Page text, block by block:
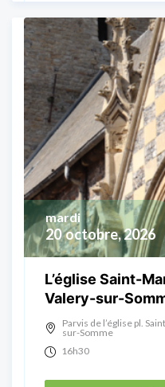
20 octobre, 2026
mardi
L’église Saint-
Valery-sur-
Parvis de l’église pl.
sur-Somme
16h30